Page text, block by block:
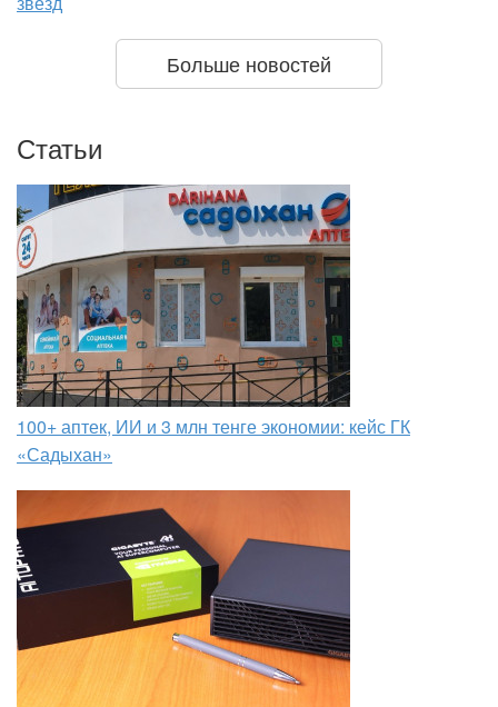
Больше новостей
Статьи
100+ аптек, ИИ и 3 млн тенге экономии: кейс ГК
«Садыхан»